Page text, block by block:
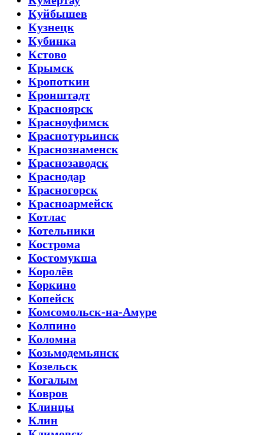
Куйбышев
Кузнецк
Кубинка
Кстово
Крымск
Кропоткин
Кронштадт
Красноярск
Красноуфимск
Краснотурьинск
Краснознаменск
Краснозаводск
Краснодар
Красногорск
Красноармейск
Котлас
Котельники
Кострома
Костомукша
Королёв
Коркино
Копейск
Комсомольск-на-Амуре
Колпино
Коломна
Козьмодемьянск
Козельск
Когалым
Ковров
Клинцы
Клин